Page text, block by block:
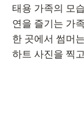
태용 가족의 모
연을 즐기는 가
한 곳에서 썸머
하트 사진을 찍